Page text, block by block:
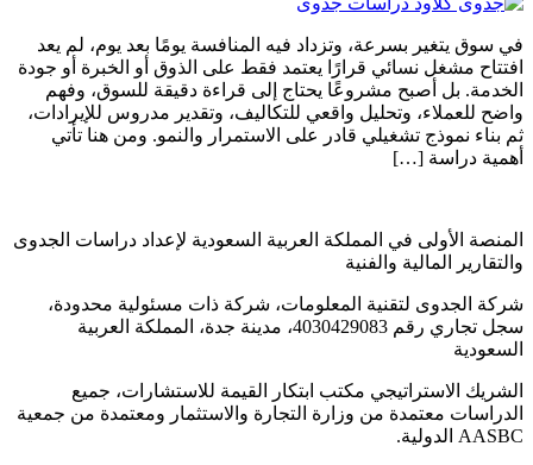
في سوق يتغير بسرعة، وتزداد فيه المنافسة يومًا بعد يوم، لم يعد
افتتاح مشغل نسائي قرارًا يعتمد فقط على الذوق أو الخبرة أو جودة
الخدمة. بل أصبح مشروعًا يحتاج إلى قراءة دقيقة للسوق، وفهم
واضح للعملاء، وتحليل واقعي للتكاليف، وتقدير مدروس للإيرادات،
ثم بناء نموذج تشغيلي قادر على الاستمرار والنمو. ومن هنا تأتي
أهمية دراسة […]
المنصة الأولى في المملكة العربية السعودية لإعداد دراسات الجدوى
والتقارير المالية والفنية
شركة الجدوى لتقنية المعلومات، شركة ذات مسئولية محدودة،
سجل تجاري رقم 4030429083، مدينة جدة، المملكة العربية
السعودية
الشريك الاستراتيجي مكتب ابتكار القيمة للاستشارات، جميع
الدراسات معتمدة من وزارة التجارة والاستثمار ومعتمدة من جمعية
AASBC الدولية.